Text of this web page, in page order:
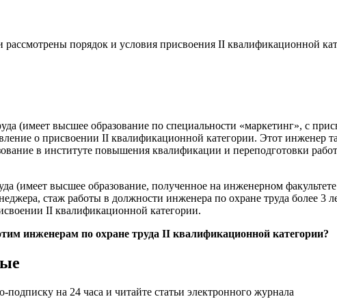
рассмотрены порядок и условия присвоения II квалификационной
(имеет высшее образование по специальности «маркетинг», с
о присвоении II квалификационной категории. Этот
в институте повышения квалификации и переподготовки
(имеет высшее образование, полученное на инженерном
стаж работы в должности инженера по охране труда более 3
II квалификационной категории.
инженерам по охране труда II квалификационной категории?
на 24 часа и читайте статьи электронного журнала